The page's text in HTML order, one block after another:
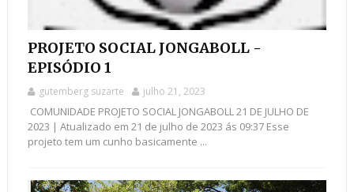
PROJETO SOCIAL JONGABOLL -
EPISÓDIO 1
gutemberg suzarte julho 21, 2023
COMUNIDADE PROJETO SOCIAL JONGABOLL 21 DE JULHO DE
2023 | Atualizado em 21 de julho de 2023 ás 09:37 Esse
projeto tem um cunho basicamente ...